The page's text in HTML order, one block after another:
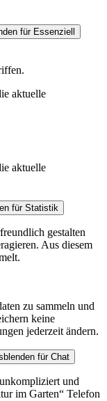
für Essenziell
aktuelle
aktuelle
für Statistik
gestalten
Aus diesem
zu sammeln und
keine
jederzeit ändern.
für Chat
und
im Garten“ Telefon